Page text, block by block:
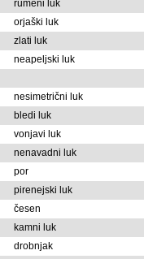
rumeni luk
orjaški luk
zlati luk
neapeljski luk
nesimetrični luk
bledi luk
vonjavi luk
nenavadni luk
por
pirenejski luk
česen
kamni luk
drobnjak